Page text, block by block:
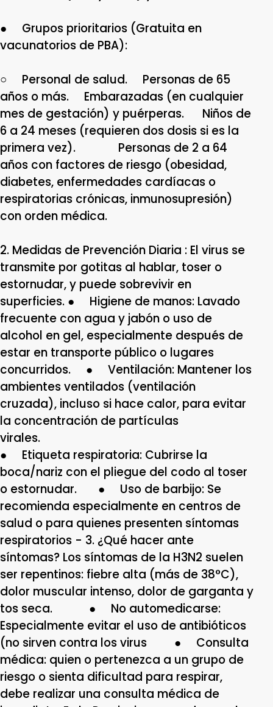
● Grupos prioritarios (Gratuita en
vacunatorios de PBA):
○ Personal de salud. Personas de 65
años o más. Embarazadas (en cualquier
mes de gestación) y puérperas. Niños de
6 a 24 meses (requieren dos dosis si es la
primera vez). Personas de 2 a 64
años con factores de riesgo (obesidad,
diabetes, enfermedades cardíacas o
respiratorias crónicas, inmunosupresión)
con orden médica.
2. Medidas de Prevención Diaria : El virus se
transmite por gotitas al hablar, toser o
estornudar, y puede sobrevivir en
superficies. ● Higiene de manos: Lavado
frecuente con agua y jabón o uso de
alcohol en gel, especialmente después de
estar en transporte público o lugares
concurridos. ● Ventilación: Mantener los
ambientes ventilados (ventilación
cruzada), incluso si hace calor, para evitar
la concentración de partículas
● Etiqueta respiratoria: Cubrirse la
boca/nariz con el pliegue del codo al toser
o estornudar. ● Uso de barbijo: Se
recomienda especialmente en centros de
salud o para quienes presenten síntomas
respiratorios - 3. ¿Qué hacer ante
síntomas? Los síntomas de la H3N2 suelen
ser repentinos: fiebre alta (más de 38°C),
dolor muscular intenso, dolor de garganta y
tos seca. ● No automedicarse:
Especialmente evitar el uso de antibióticos
(no sirven contra los virus ● Consulta
médica: quien o pertenezca a un grupo de
riesgo o sienta dificultad para respirar,
debe realizar una consulta médica de